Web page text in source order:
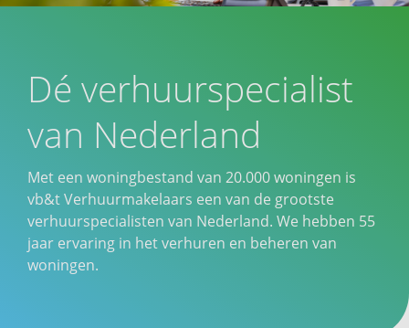
Dé verhuurspecialist
van Nederland
Met een woningbestand van 20.000 woningen is
vb&t Verhuurmakelaars een van de grootste
verhuurspecialisten van Nederland. We hebben 55
jaar ervaring in het verhuren en beheren van
woningen.